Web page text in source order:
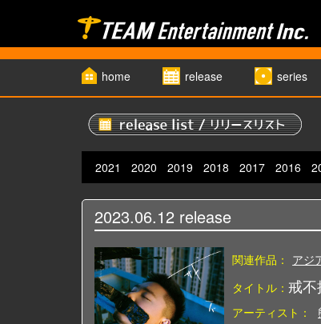
home release series
2021 2020 2019 2018 2017 2016
2023.06.12 release
関連作品： アジ
タイトル：戒不
アーティスト：